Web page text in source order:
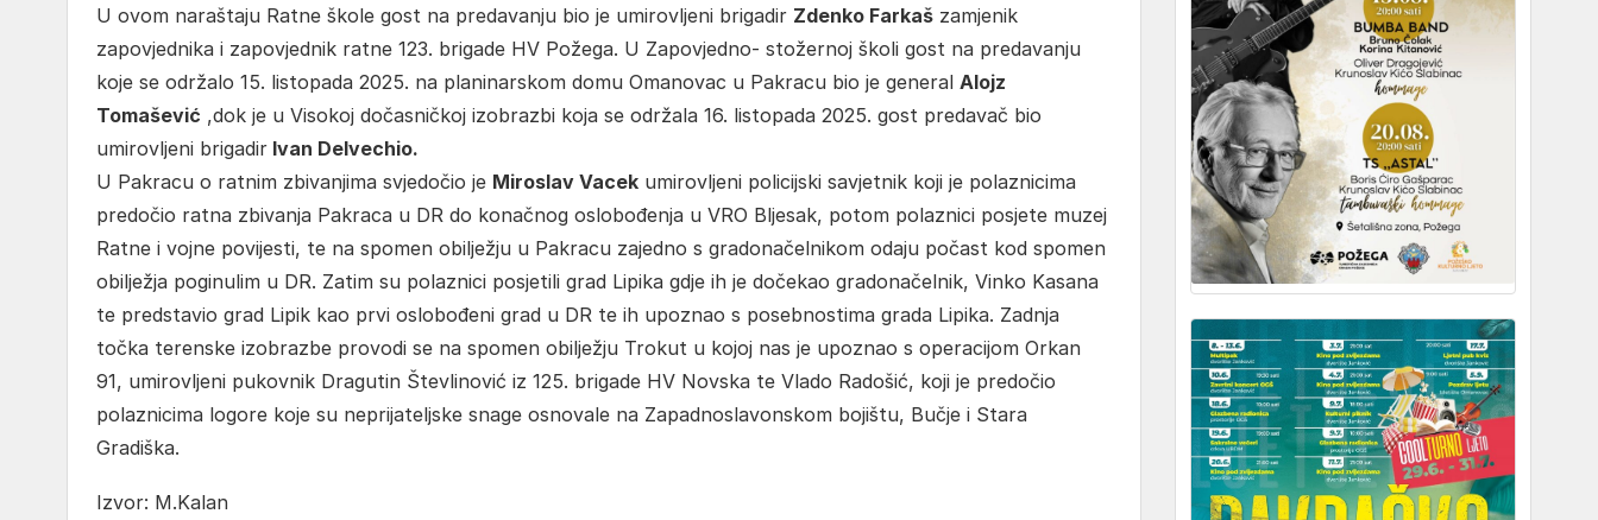
U ovom naraštaju Ratne škole gost na predavanju bio je umirovljeni brigadir Zdenko Farkaš zamjenik
zapovjednika i zapovjednik ratne 123. brigade HV Požega. U Zapovjedno- stožernoj školi gost na predavanju
koje se održalo 15. listopada 2025. na planinarskom domu Omanovac u Pakracu bio je general Alojz
Tomašević ,dok je u Visokoj dočasničkoj izobrazbi koja se održala 16. listopada 2025. gost predavač bio
umirovljeni brigadir Ivan Delvechio.
U Pakracu o ratnim zbivanjima svjedočio je Miroslav Vacek umirovljeni policijski savjetnik koji je polaznicima
predočio ratna zbivanja Pakraca u DR do konačnog oslobođenja u VRO Bljesak, potom polaznici posjete muzej
Ratne i vojne povijesti, te na spomen obilježju u Pakracu zajedno s gradonačelnikom odaju počast kod spomen
obilježja poginulim u DR. Zatim su polaznici posjetili grad Lipika gdje ih je dočekao gradonačelnik, Vinko Kasana
te predstavio grad Lipik kao prvi oslobođeni grad u DR te ih upoznao s posebnostima grada Lipika. Zadnja
točka terenske izobrazbe provodi se na spomen obilježju Trokut u kojoj nas je upoznao s operacijom Orkan
91, umirovljeni pukovnik Dragutin Števlinović iz 125. brigade HV Novska te Vlado Radošić, koji je predočio
polaznicima logore koje su neprijateljske snage osnovale na Zapadnoslavonskom bojištu, Bučje i Stara
Gradiška.
Izvor: M.Kalan